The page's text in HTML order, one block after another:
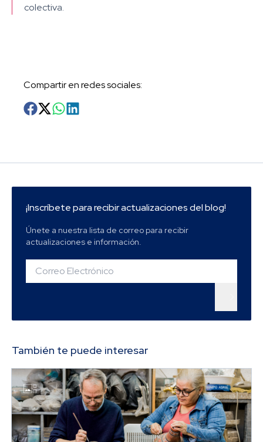
colectiva​.
Compartir en redes sociales:
¡Inscríbete para recibir actualizaciones del blog!
Únete a nuestra lista de correo para recibir
actualizaciones e información.
También te puede interesar
